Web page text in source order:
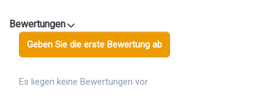
Bewertungen
Geben Sie die erste Bewertung ab
Es liegen keine Bewertungen vor